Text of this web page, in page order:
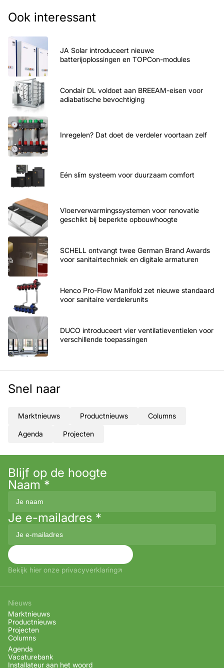
Ook interessant
JA Solar introduceert nieuwe
batterijoplossingen en TOPCon-modules
Condair DL voldoet aan BREEAM-eisen voor
adiabatische bevochtiging
Inregelen? Dat doet de verdeler voortaan zelf
Eén slim systeem voor duurzaam comfort
Vloerverwarmingssystemen voor renovatie
geschikt bij beperkte opbouwhoogte
SCHELL ontvangt twee German Brand Awards
voor sanitairtechniek en digitale armaturen
Henco Pro-Flow Manifold zet nieuwe standaard
voor sanitaire verdelerunits
DUCO introduceert vier ventilatieventielen voor
verschillende toepassingen
Snel naar
Marktnieuws Productnieuws Columns
Agenda Projecten
Blijf op de hoogte
Naam *
Je e-mailadres *
Bekijk hier onze privacyverklaring
Nieuws
Marktnieuws
Productnieuws
Projecten
Columns
Agenda
Vacaturebank
Installateur aan het woord